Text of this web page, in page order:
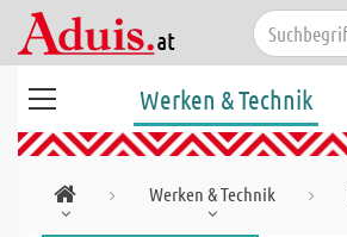
Werken & Technik
Werken & Technik